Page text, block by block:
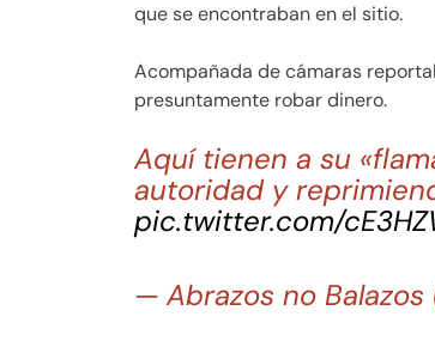
que se encontraban en el sitio.
Acompañada de cámaras
presuntamente robar dinero.
Aquí tienen a su
autoridad y
pic.twitter.com/
— Abrazos no